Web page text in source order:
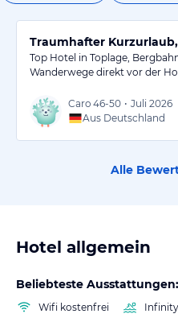
Traumhafter
Top Hotel in Toplage,
Wanderwege direkt vor der
Caro 46-50 • Juli 2026
Aus Deutschland
Alle
Hotel allgemein
Beliebteste Ausstattungen:
Wifi kostenfrei